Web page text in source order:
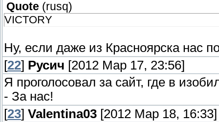
Quote (rusq)
VICTORY
Ну, если даже из Красноярска нас
[22] Русич [2012 Мар 17, 23:56]
Я проголосовал за сайт, где в
- За нас!
[23] Valentina03 [2012 Мар 18, 16:33]